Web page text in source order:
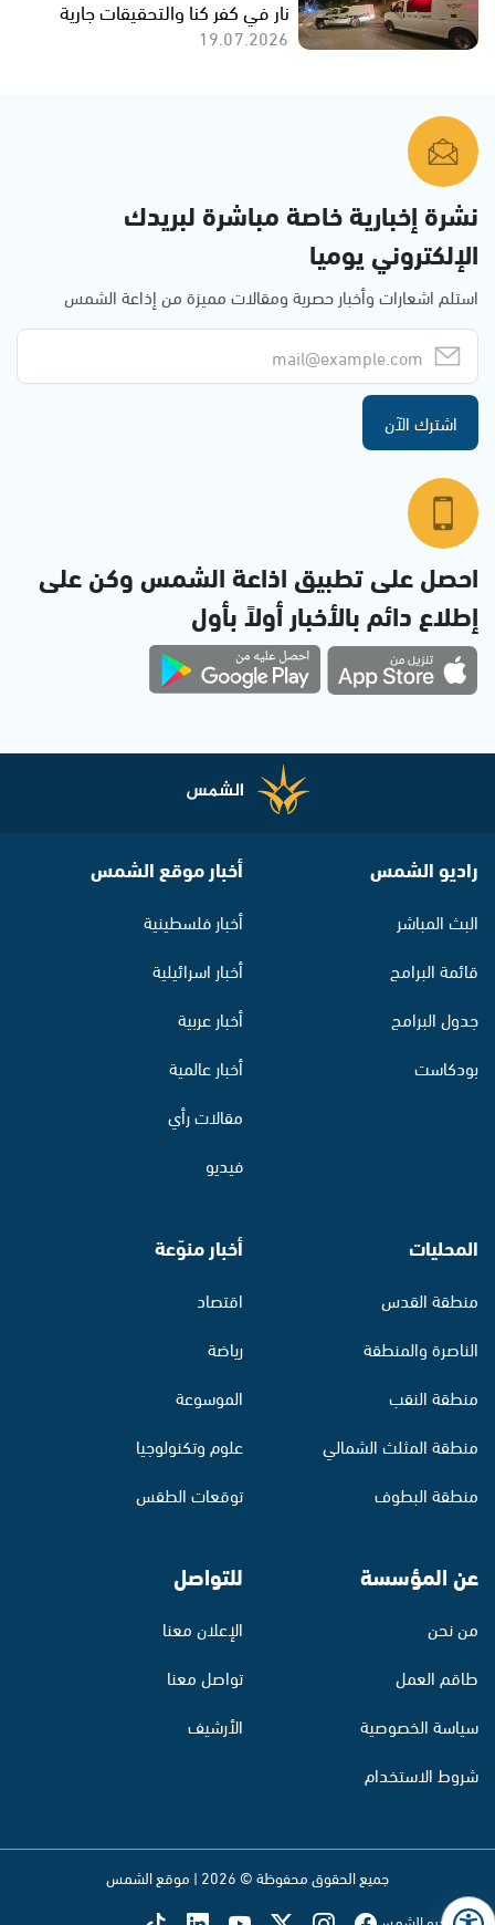
نار في كفر كنا والتحقيقات جارية
19.07.2026
نشرة إخبارية خاصة مباشرة لبريدك
الإلكتروني يوميا
استلم اشعارات وأخبار حصرية ومقالات مميزة من إذاعة الشمس
اشترك الآن
احصل على تطبيق اذاعة الشمس وكن على
إطلاع دائم بالأخبار أولاً بأول
راديو الشمس
البث المباشر
قائمة البرامج
جدول البرامج
بودكاست
أخبار موقع الشمس
أخبار فلسطينية
أخبار اسرائيلية
أخبار عربية
أخبار عالمية
مقالات رأي
فيديو
المحليات
منطقة القدس
الناصرة والمنطقة
منطقة النقب
منطقة المثلث الشمالي
منطقة البطوف
أخبار منوّعة
اقتصاد
رياضة
الموسوعة
علوم وتكنولوجيا
توقعات الطقس
عن المؤسسة
من نحن
طاقم العمل
سياسة الخصوصية
شروط الاستخدام
للتواصل
الإعلان معنا
تواصل معنا
الأرشيف
جميع الحقوق محفوظة © 2026 | موقع الشمس